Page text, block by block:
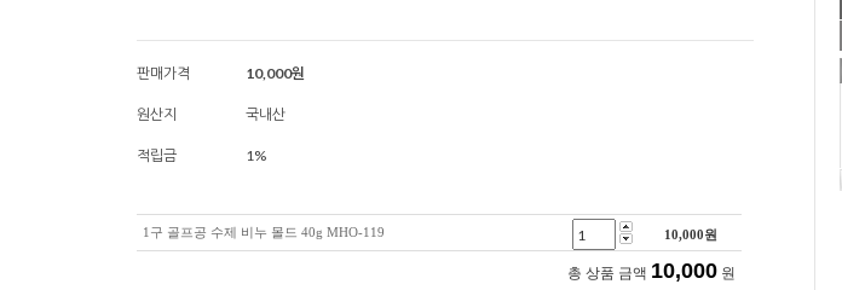
판매가격 10,000원
원산지 국내산
적립금 1%
1구 골프공 수제 비누 몰드 40g MHO-119 10,000원
총 상품 금액 10,000 원